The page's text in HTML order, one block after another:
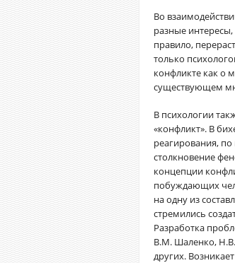
Во
разные интересы,
правило,
только
конфликте как о
существующем
В психологии
«конфликт». В
реагирования,
столкновение
концепции
побуждающих
на одну из
стремились
Разработка
В.М. Шаленко,
других.